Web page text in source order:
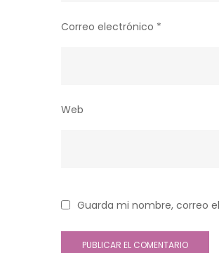
Correo electrónico *
Web
Guarda mi nombre, correo